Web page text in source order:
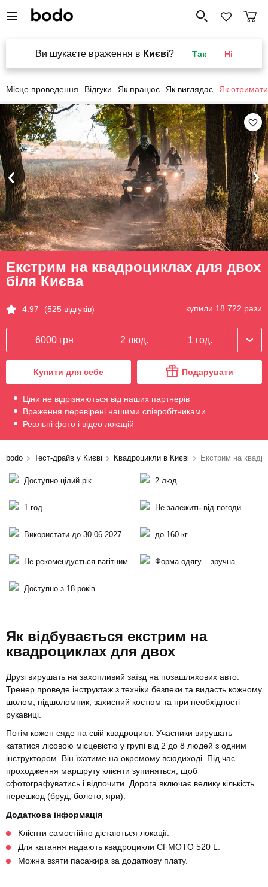
Ви шукаєте враження в Києві? Так Ні
Місце проведення Відгуки Як працює Як виглядає Як отримати
Екстрим на квадроциклах для двох
біля Києва
4.97 (525 відгуків) купили 18 722 рази
6000 грн 2 люд. 1 год.
Купити для себе Подарувати
Ціни не відрізняються від наших партнерів
Враження перевірені нашими співробітниками
Реальні фото і відео локацій
bodo Тест-драйв у Києві Квадроцикли в Києві Екстрим на
Доступно цілий рік 2 люд.
1 год. Не залежить від погоди
Використати до 30.06.2027 до 160 кг
Не рекомендується вагітним Форма одягу – зручна
Доступно з 18 років
Як відбувається екстрим на
квадроциклах для двох
Друзі вирушать на захопливий заїзд на позашляхових авто.
Тренер проведе інструктаж з техніки безпеки та видасть кожному
шолом, підшоломник, захисний костюм та при необхідності —
рукавиці.
Потім кожен сяде на свій квадроцикл. Учасники вирушать
кататися лісовою місцевістю у групі від 2 до 8 людей з одним
інструктором. Він їхатиме на окремому всюдиході. Під час
проходження маршруту клієнти зупиняться, щоб
сфотографуватись і відпочити. Дорога включає велику кількість
перешкод (бруд, болото, яри).
Додаткова інформація
Клієнти самостійно дістаються локації.
Для катання надають квадроцикли CFMOTO 520 L.
Можна взяти пасажира за додаткову плату.